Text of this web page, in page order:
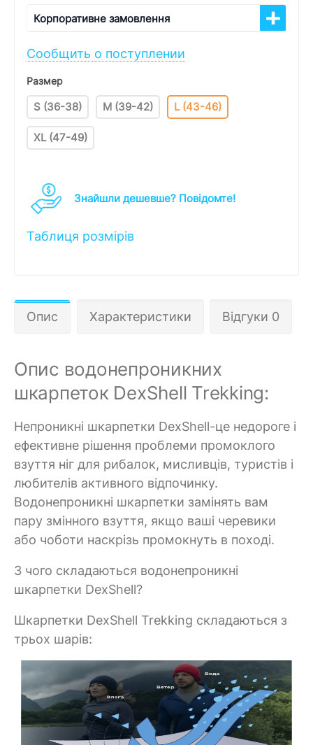
Корпоративне замовлення
Сообщить о поступлении
Размер
S (36-38) M (39-42) L (43-46)
XL (47-49)
Знайшли дешевше? Повідомте!
Таблиця розмірів
Опис Характеристики Відгуки 0
Опис водонепроникних
шкарпеток DexShell Trekking:
Непроникні шкарпетки DexShell-це недороге і
ефективне рішення проблеми промоклого
взуття ніг для рибалок, мисливців, туристів і
любителів активного відпочинку.
Водонепроникні шкарпетки замінять вам
пару змінного взуття, якщо ваші черевики
або чоботи наскрізь промокнуть в поході.
З чого складаються водонепроникні
шкарпетки DexShell?
Шкарпетки DexShell Trekking складаються з
трьох шарів: